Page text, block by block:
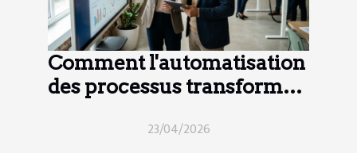
Comment l'automatisation
des processus transforme-
23/04/2026